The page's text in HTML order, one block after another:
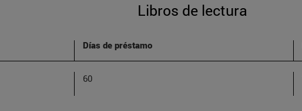
Libros de lectura
Días de préstamo
60